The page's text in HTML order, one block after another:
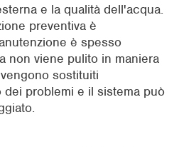
e la qualità dell'acqua.
preventiva è
è spesso
non viene pulito in maniera
sostituiti
problemi e il sistema può